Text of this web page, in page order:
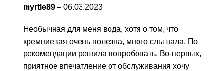
myrtle89 – 06.03.2023
Необычная для меня вода, хотя о том, что
кремниевая очень полезна, много слышала. По
рекомендации решила попробовать. Во-первых,
приятное впечатление от обслуживания хочу